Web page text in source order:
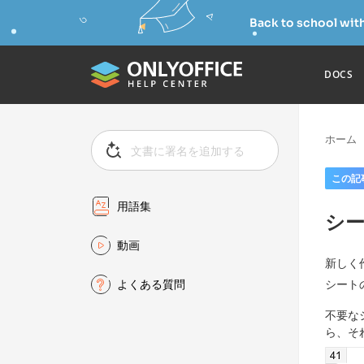
Back to school with
DOCS
用語集
動画
よくある質問
ホーム
この
シ
新しく
シート
不要な
ら、そ